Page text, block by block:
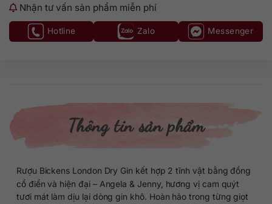
Nhận tư vấn sản phẩm miễn phí
Hotline Zalo Messenger
Thông tin sản phẩm
Rượu Bickens London Dry Gin kết hợp 2 tĩnh vật bằng đồng
cổ điển và hiện đại – Angela & Jenny, hương vị cam quýt
tươi mát làm dịu lại dòng gin khô. Hoàn hảo trong từng giọt